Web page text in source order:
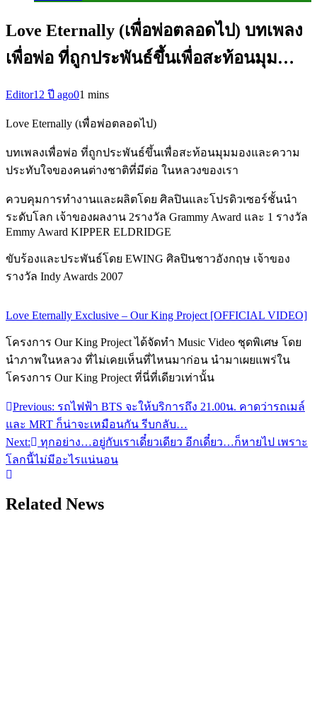
Love Eternally (เพื่อพ่อตลอดไป) บทเพลง
เพื่อพ่อ ที่ถูกประพันธ์ขึ้นเพื่อสะท้อนมุม…
Editor12 ปี ago01 mins
Love Eternally (เพื่อพ่อตลอดไป)
บทเพลงเพื่อพ่อ ที่ถูกประพันธ์ขึ้นเพื่อสะท้อนมุมมองและคว­าม
ประทับใจของคนต่างชาติที่มีต่อ ในหลวงของเรา
ควบคุมการทำงานและผลิตโดย ศิลปินและโปรดิวเซอร์ชั้นนำ
ระดับโลก เจ้าของผลงาน 2รางวัล Grammy Award และ 1 รางวัล
Emmy Award KIPPER ELDRIDGE
ขับร้องและประพันธ์โดย EWING ศิลปินชาวอังกฤษ เจ้าของ
รางวัล Indy Awards 2007
Love Eternally Exclusive – Our King Project [OFFICIAL VIDEO]
โครงการ Our King Project ได้จัดทำ Music Video ชุดพิเศษ โดย
นำภาพในหลวง ที่ไม่เคยเห็นที่ไหนมาก่อน นำมาเผยแพร่ใน
โครงการ Our King Project ที่นี่ที่เดียวเท่านั้น
แนะแนว
เรื่อง
Previous: รถไฟฟ้า BTS จะให้บริการถึง 21.00น. คาดว่ารถเมล์
และ MRT ก็น่าจะเหมือนกัน รีบกลับ…
Next:
ทุกอย่าง…อยู่กับเราเดี๋ยวเดียว อีกเดี๋ยว…ก็หายไป เพราะ
โลกนี้ไม่มีอะไรแน่นอน
Related News